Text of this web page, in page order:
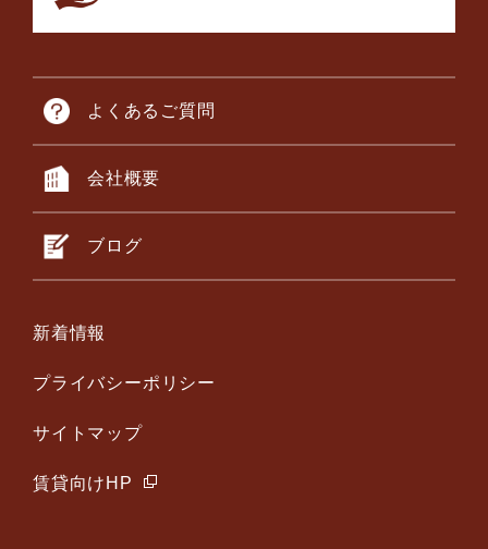
よくあるご質問
会社概要
ブログ
新着情報
プライバシーポリシー
サイトマップ
賃貸向けHP